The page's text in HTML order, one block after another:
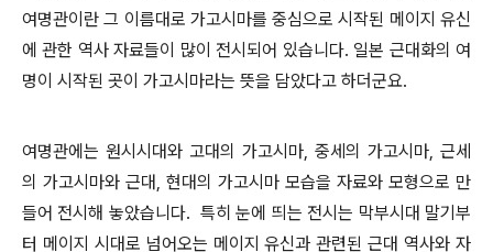
여명관이란 그 이름대로 가고시마를 중심으로 시작된 메이지 유신
에 관한 역사 자료들이 많이 전시되어 있습니다. 일본 근대화의 여
명이 시작된 곳이 가고시마라는 뜻을 담았다고 하더군요.
여명관에는 원시시대와 고대의 가고시마, 중세의 가고시마, 근세
의 가고시마와 근대, 현대의 가고시마 모습을 자료와 모형으로 만
들어 전시해 놓았습니다. 특히 눈에 띄는 전시는 막부시대 말기부
터 메이지 시대로 넘어오는 메이지 유신과 관련된 근대 역사와 자